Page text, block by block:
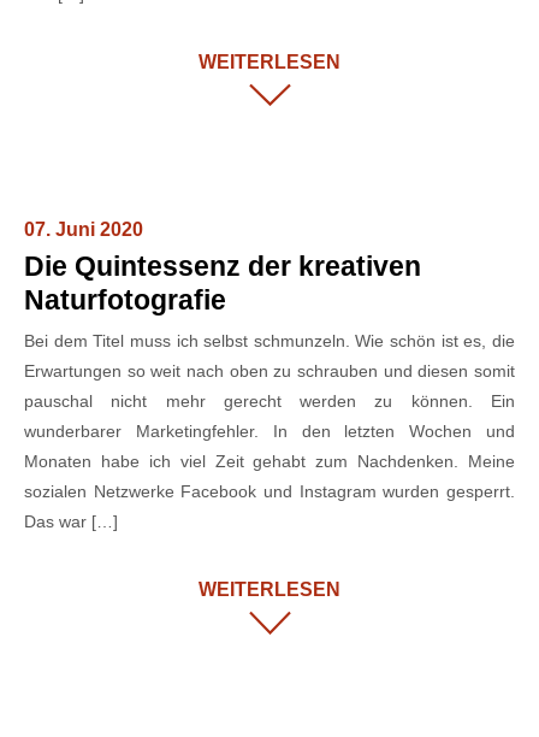
WEITERLESEN
07. Juni 2020
Die Quintessenz der kreativen
Naturfotografie
Bei dem Titel muss ich selbst schmunzeln. Wie schön ist es, die
Erwartungen so weit nach oben zu schrauben und diesen somit
pauschal nicht mehr gerecht werden zu können. Ein
wunderbarer Marketingfehler. In den letzten Wochen und
Monaten habe ich viel Zeit gehabt zum Nachdenken. Meine
sozialen Netzwerke Facebook und Instagram wurden gesperrt.
Das war […]
WEITERLESEN